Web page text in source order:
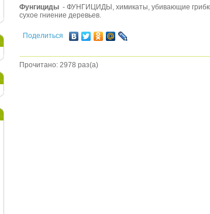
Фунгициды - ФУНГИЦИДЫ, химикаты, убивающие
сухое гниение деревьев.
Поделиться
Прочитано: 2978 раз(а)